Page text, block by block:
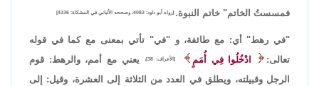
فمسستُ الخاتم" خاتم النبوة. [رواه أبو داود: 4082، وصححه الألباني في المشكاة: 4336]
"في رهط" أي: مع طائفة، و "في" تأتي بمعنى مع كما في قوله
تعالى:
ادْخُلُوا فِي أُمَمٍ [الأعراف: 38]،
يعني مع أمم، والرهط: قوم
الرجل وقبيلته، ويطلق في العدد من الثلاثة إلى العشرة، وقيل: إلى